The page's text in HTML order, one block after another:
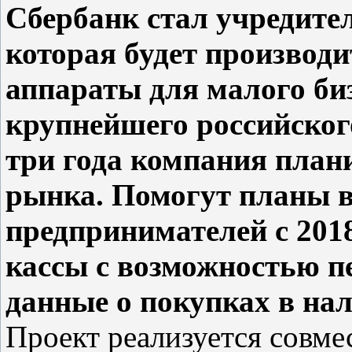
Сбербанк стал
которая будет
аппараты для малого
крупнейшего
три года компания
рынка. Помогут планы
предпринимателей с
кассы с возможностью
данные о покупках в
Проект реализуется